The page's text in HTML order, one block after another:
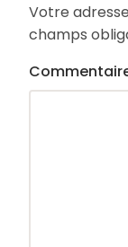
Votre
champs